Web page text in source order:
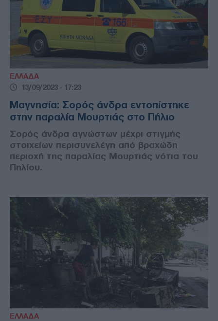
ΕΛΛΑΔΑ
13/09/2023 - 17:23
Μαγνησία: Σορός άνδρα εντοπίστηκε
στην παραλία Μουρτιάς στο Πήλιο
Σορός άνδρα αγνώστων μέχρι στιγμής
στοιχείων περισυνελέγη από βραχώδη
περιοχή της παραλίας Μουρτιάς νότια του
Πηλίου.
ΕΛΛΑΔΑ